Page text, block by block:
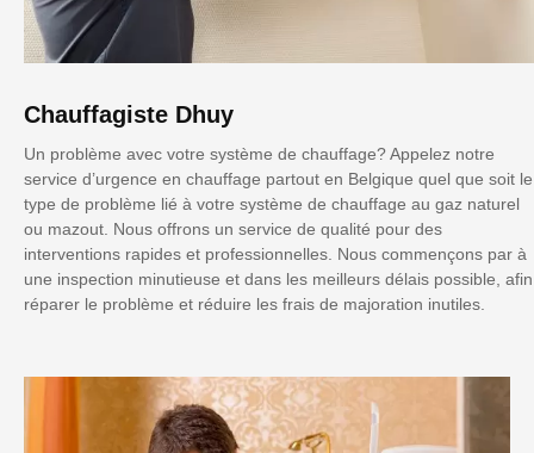
Chauffagiste Dhuy
Un problème avec votre système de chauffage? Appelez notre
service d’urgence en chauffage partout en Belgique quel que soit le
type de problème lié à votre système de chauffage au gaz naturel
ou mazout. Nous offrons un service de qualité pour des
interventions rapides et professionnelles. Nous commençons par à
une inspection minutieuse et dans les meilleurs délais possible, afin
réparer le problème et réduire les frais de majoration inutiles.